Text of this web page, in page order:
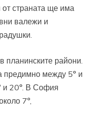
от страната ще има
валежи и
планинските райони.
предимно между 5° и
и 20°. В София
7°,